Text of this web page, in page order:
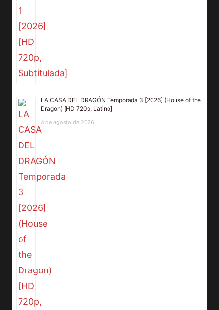
LA CASA DEL DRAGÓN Temporada 3 [2026] (House of the
Dragon) [HD 720p, Latino]
4 de agosto de 2026